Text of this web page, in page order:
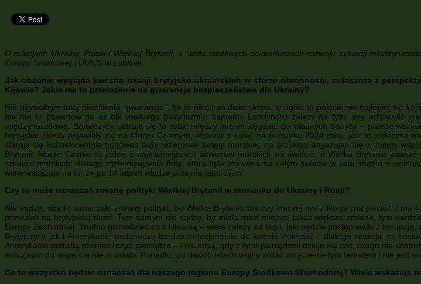
O relacjach Ukrainy, Polski i Wielkiej Brytanii, a także możliwych scenariuszach rozwoju sytuacji
Europy Środkowej i UMCS w Lublinie.
Jak obecnie wygląda kwestia relacji brytyjsko-ukraińskich w sferze obronności, zwłaszcza z
Kijowie? Jakie ma to przełożenie na gwarancje bezpieczeństwa dla Ukrainy?
Nie używałbym tutaj określenia „gwarancje”, bo to nieco za duże słowo, w ogóle to pojęcie nie najlepiej się
nie ma tu powodów do aż tak wielkiego pesymizmu: samemu Londynowi zależy na tym, aby odgrywać
międzynarodową. Brytyjczycy starają się to robić między innymi sięgając do własnych tradycji – przede
brytyjskie okręty pojawiały się na Morzu Czarnym, obecnie z kolei, na początku 2024 roku, jest to widoczne
starają się konsekwentnie budować swój wizerunek potęgi morskiej, na przykład angażując się w naloty
Brytanii: Morze Czarne to jeden z najważniejszych akwenów morskich na świecie, a Wielka Brytania
szlaków morskich: dlatego rozbudowywała flotę, która była używana na całym świecie w celu dbania o
wiele wskazuje na to, że po 14 latach władze przejmą laburzyści.
Czy to może oznaczać zmianę polityki Wielkiej Brytanii w stosunku do Ukrainy i Rosji?
Nie sądzę, aby to oznaczało zmianę polityki, bo Wielka Brytania tak czy inaczej ma z Rosją „na pieńku” i
pozwalali na brytyjskiej ziemi. Tym samym nie sądzę, by miała mieć miejsce jakaś większa zmiana, tym
Europy Zachodniej. Trudno powiedzieć co z Ukrainą – wiele zależy od tego, jaki będzie postęp walki z
Brytyjczycy jak i Amerykanie podchodzą bardzo emocjonalnie do kwestii wolności – dlatego reakcja na
Amerykanie potrafią również liczyć pieniądze – i nie lubią, gdy z tymi pieniędzmi dzieje się coś, czego nie
entuzjazm do wsparcia nieco osłabł. Ponadto, po dwóch latach wojny widać zmęczenie tym tematem i nie jest
Co to wszystko będzie oznaczać dla naszego regionu Europy Środkowo-Wschodniej? Wiele wskazuje